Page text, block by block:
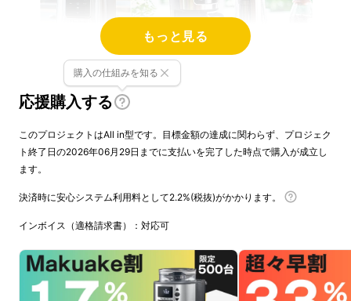
もっと見る
応援購入する
購入の仕組みを知る
このプロジェクトはAll in型です。目標金額の達成に関わらず、プロジェク
ト終了日の2026年06月29日までに支払いを完了した時点で購入が成立し
ます。
決済時に安心システム利用料として2.2%(税抜)がかかります。
インボイス（適格請求書）：対応可